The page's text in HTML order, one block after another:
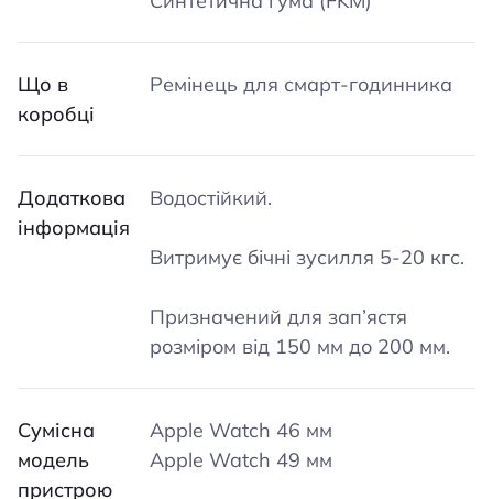
Що в
коробці
Ремінець для смарт-годинника
Додаткова
інформація
Водостійкий.
Витримує бічні зусилля 5-20 кгс.
Призначений для зап’ястя
розміром від 150 мм до 200 мм.
Сумісна
модель
пристрою
Apple Watch 46 мм
Apple Watch 49 мм